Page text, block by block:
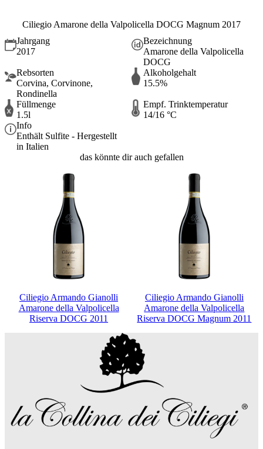
Ciliegio Amarone della Valpolicella DOCG Magnum 2017
Jahrgang
2017
Bezeichnung
Amarone della Valpolicella
DOCG
Rebsorten
Corvina, Corvinone,
Rondinella
Alkoholgehalt
15.5%
Füllmenge
1.5l
Empf. Trinktemperatur
14/16 °C
Info
Enthält Sulfite - Hergestellt
in Italien
das könnte dir auch gefallen
Ciliegio Armando Gianolli
Amarone della Valpolicella
Riserva DOCG 2011
Ciliegio Armando Gianolli
Amarone della Valpolicella
Riserva DOCG Magnum 2011